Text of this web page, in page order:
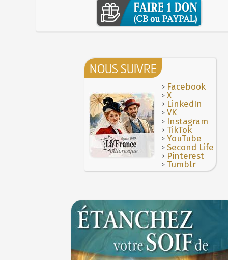
NOUS SUIVRE
> Facebook
>X
> LinkedIn
>VK
> Instagram
>TikTok
>YouTube
>Second Life
> Pinterest
>Tumblr